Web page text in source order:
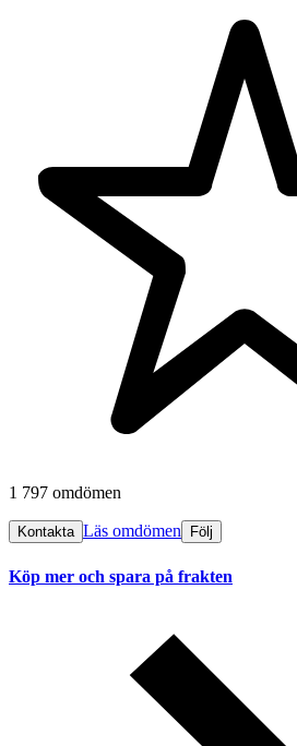
1 797 omdömen
Kontakta Läs omdömen Följ
Köp mer och spara på frakten